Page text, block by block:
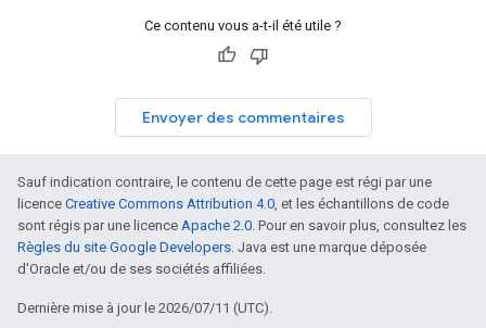
Ce contenu vous a-t-il été utile ?
Envoyer des commentaires
Sauf indication contraire, le contenu de cette page est régi par une
licence Creative Commons Attribution 4.0, et les échantillons de code
sont régis par une licence Apache 2.0. Pour en savoir plus, consultez les
Règles du site Google Developers. Java est une marque déposée
d'Oracle et/ou de ses sociétés affiliées.
Dernière mise à jour le 2026/07/11 (UTC).